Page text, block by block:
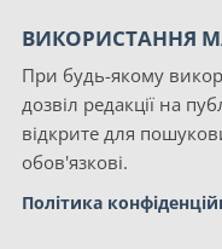
ВИКОРИСТАННЯ
При будь-якому
дозвіл редакції на
відкрите для
обов'язкові.
Політика